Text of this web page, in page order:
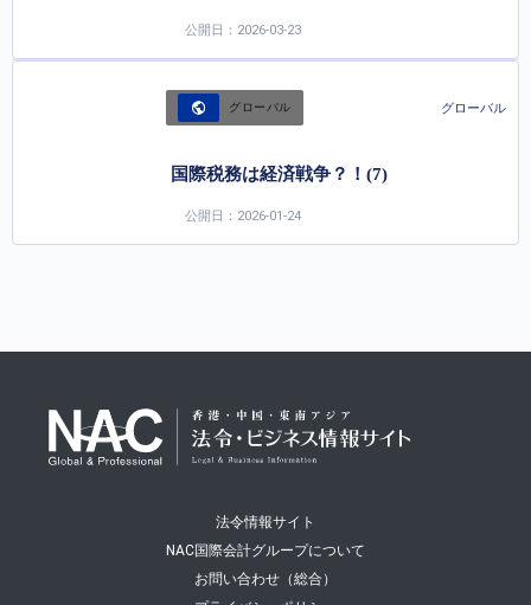
公開日：2026-03-23
グローバル グローバル
国際税務は経済戦争？！(7)
公開日：2026-01-24
法令情報サイト
NAC国際会計グループについて
お問い合わせ（総合）